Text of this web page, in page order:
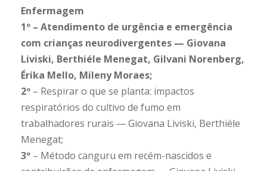
Enfermagem
1º – Atendimento de urgência e emergência
com crianças neurodivergentes — Giovana
Liviski, Berthiéle Menegat, Gilvani Norenberg,
Érika Mello, Mileny Moraes;
2º – Respirar o que se planta: impactos
respiratórios do cultivo de fumo em
trabalhadores rurais — Giovana Liviski, Berthiéle
Menegat;
3º – Método canguru em recém-nascidos e